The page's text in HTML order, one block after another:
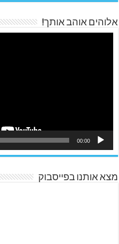
אלוהים אוהב אותך!
00:00
מצא אותנו בפייסבוק